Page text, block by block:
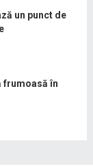
un punct de
frumoasă în